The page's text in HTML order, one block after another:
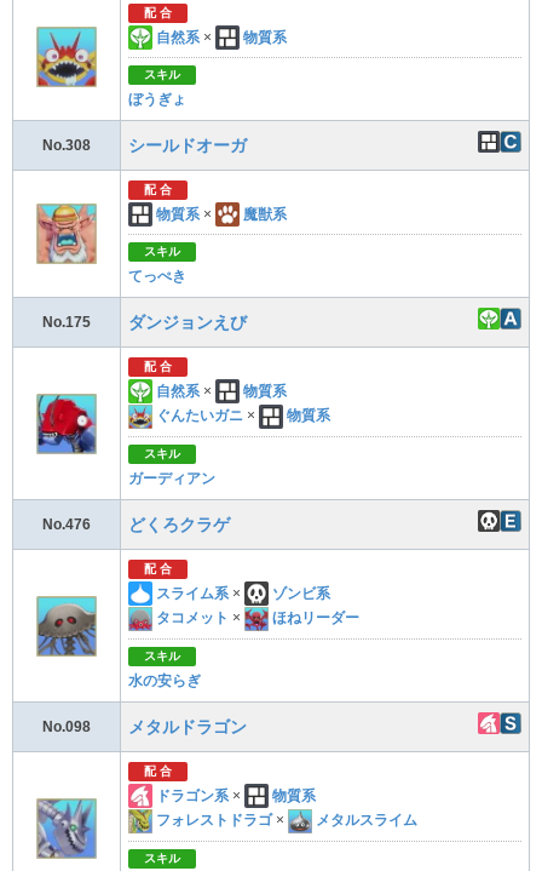
配 合
自然系 × 物質系
スキル
ぼうぎょ
No.308 シールドオーガ
配 合
物質系 × 魔獣系
スキル
てっぺき
No.175 ダンジョンえび
配 合
自然系 ×
物質系
ぐんたいガニ × 物質系
スキル
ガーディアン
No.476 どくろクラゲ
配 合
スライム系 ×
ゾンビ系
タコメット × ほねリーダー
スキル
水の安らぎ
No.098 メタルドラゴン
配 合
ドラゴン系 ×
物質系
フォレストドラゴ × メタルスライム
スキル